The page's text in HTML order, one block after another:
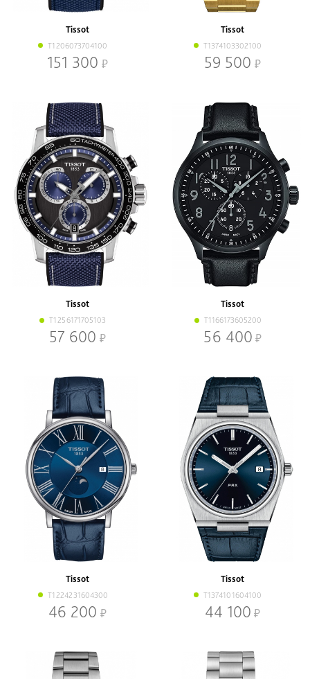
Наличие
В наличии
Механизм
Кварцевый
Механический
Браслет
Браслет
Диаметр, мм
Tissot
T1206073704100
151 300
Tissot
T1374103302100
59 500
Tissot
T1256171705103
57 600
Tissot
T1166173605200
56 400
Tissot
T1224231604300
46 200
Tissot
T1374101604100
44 100